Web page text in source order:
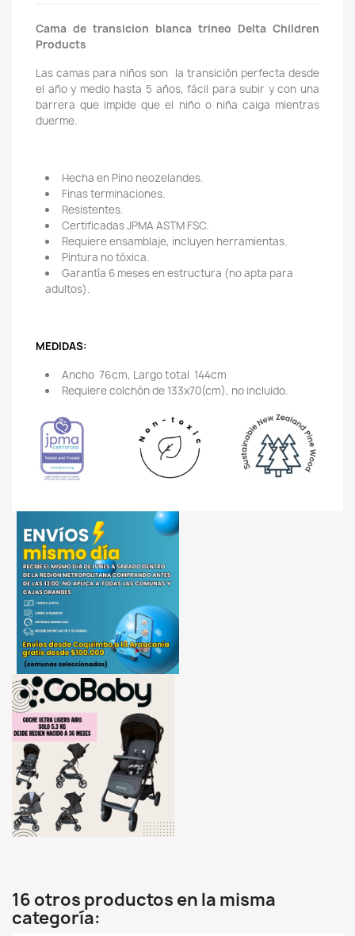
Cama de transicion blanca trineo Delta Children
Products
Las camas para niños son la transición perfecta desde
el año y medio hasta 5 años, fácil para subir y con una
barrera que impide que el niño o niña caiga mientras
duerme.
Hecha en Pino neozelandes.
Finas terminaciones.
Resistentes.
Certificadas JPMA ASTM FSC.
Requiere ensamblaje, incluyen herramientas.
Pintura no tóxica.
Garantía 6 meses en estructura (no apta para
adultos).
MEDIDAS:
Ancho 76cm, Largo total 144cm
Requiere colchón de 133x70(cm), no incluido.
16 otros productos en la misma
categoría: